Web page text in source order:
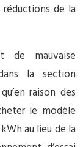
réductions de la
de mauvaise
la section
raison des
le modèle
au lieu de la